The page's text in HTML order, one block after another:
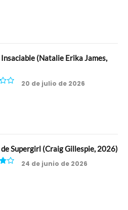
(Natalie Erika James,
20 de julio de 2026
Supergirl (Craig Gillespie, 2026)
24 de junio de 2026